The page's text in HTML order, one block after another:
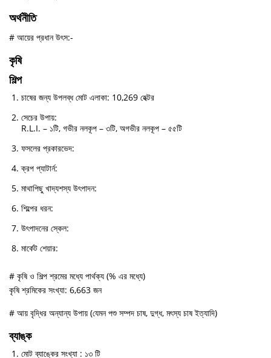
অর্থনীতি
# আয়ের প্রধান উৎস:-
কৃষি
শিল্প
চাষের জন্য উপলব্ধ মোট এলাকা: 10,269 হেক্টর
সেচের উপায়:
R.L.I. – ১টি, গভীর নলকূপ – ৩টি, অগভীর নলকূপ – ৫৫টি
ফসলের প্রকারভেদ:
ক্রপ প্যাটার্ন:
মাথাপিছু খাদ্যশস্য উৎপাদন:
শিল্পের ধরন:
উৎপাদনের স্কেল:
মার্কেট শেয়ার:
# কৃষি ও শিল্প শ্রমের মধ্যে পার্থক্য (% এর মধ্যে)
কৃষি শ্রমিকের সংখ্যা: 6,663 জন
# আয় বৃদ্ধির অন্যান্য উপায় (যেমন পশু সম্পদ চাষ, দুগ্ধ, মৎস্য চাষ ইত্যাদি)
ব্যাঙ্ক
মোট ব্যাঙ্কের সংখ্যা : ১৩ টি